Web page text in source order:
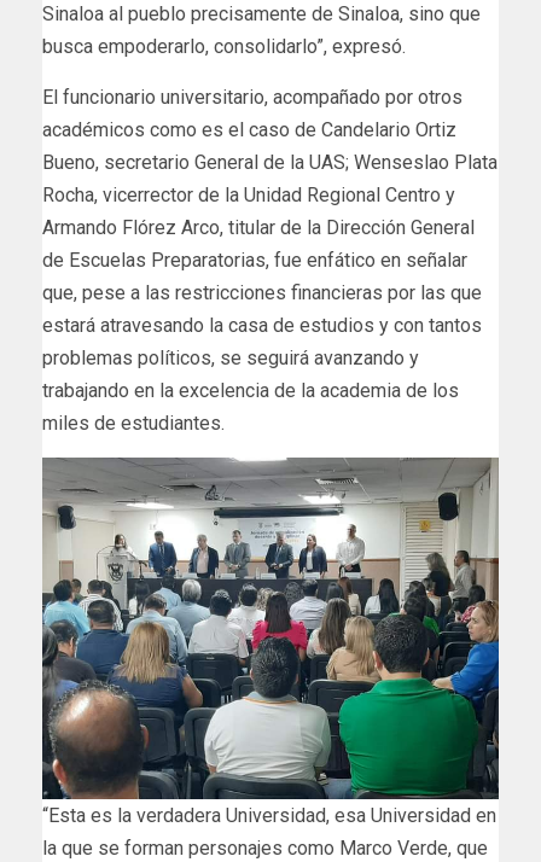
Sinaloa al pueblo precisamente de Sinaloa, sino que
busca empoderarlo, consolidarlo”, expresó.
El funcionario universitario, acompañado por otros
académicos como es el caso de Candelario Ortiz
Bueno, secretario General de la UAS; Wenseslao Plata
Rocha, vicerrector de la Unidad Regional Centro y
Armando Flórez Arco, titular de la Dirección General
de Escuelas Preparatorias, fue enfático en señalar
que, pese a las restricciones financieras por las que
estará atravesando la casa de estudios y con tantos
problemas políticos, se seguirá avanzando y
trabajando en la excelencia de la academia de los
miles de estudiantes.
“Esta es la verdadera Universidad, esa Universidad en
la que se forman personajes como Marco Verde, que